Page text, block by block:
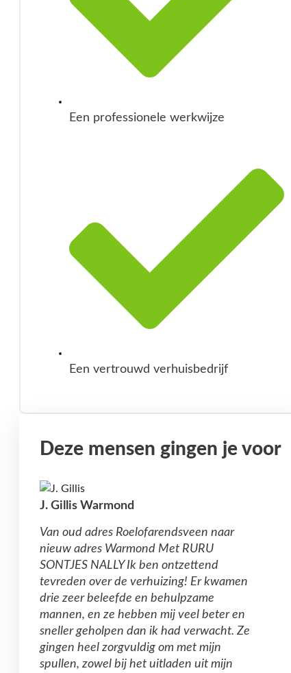
Een professionele werkwijze
Een vertrouwd verhuisbedrijf
Deze mensen gingen je voor
J. Gillis Warmond
Van oud adres Roelofarendsveen naar
nieuw adres Warmond Met RURU
SONTJES NALLY Ik ben ontzettend
tevreden over de verhuizing! Er kwamen
drie zeer beleefde en behulpzame
mannen, en ze hebben mij veel beter en
sneller geholpen dan ik had verwacht. Ze
gingen heel zorgvuldig om met mijn
spullen, zowel bij het uitladen uit mijn